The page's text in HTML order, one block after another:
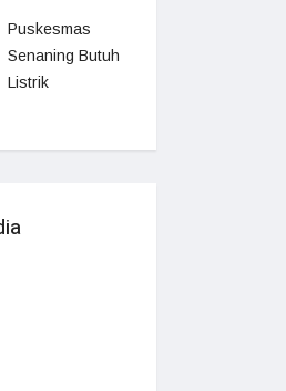
Puskesmas
Senaning Butuh
Listrik